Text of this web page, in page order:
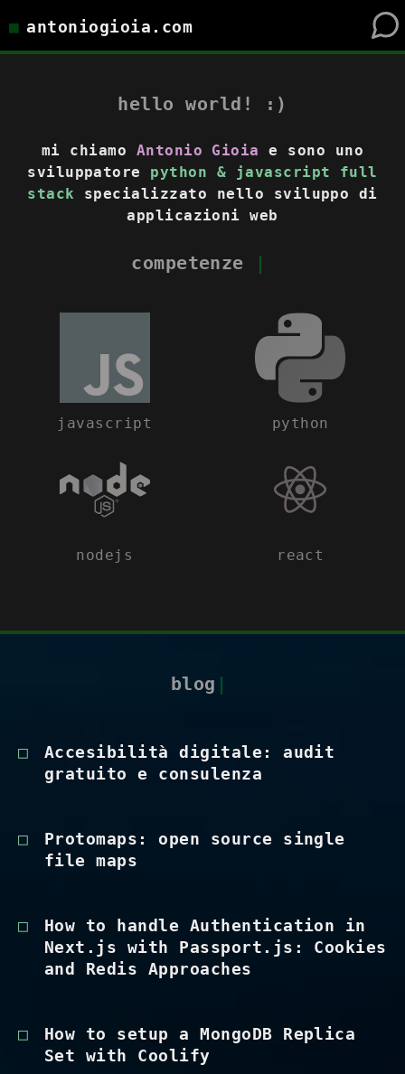
■ antoniogioia.com
hello world! :)
mi chiamo Antonio Gioia e sono uno
sviluppatore
python & javascript full
stack
specializzato nello sviluppo di
applicazioni web
competenze |
javascript python
nodejs react
blog |
Accesibilità digitale: audit
gratuito e consulenza
Protomaps: open source single
file maps
How to handle Authentication in
Next.js with Passport.js: Cookies
and Redis Approaches
How to setup a MongoDB Replica
Set with Coolify